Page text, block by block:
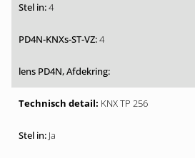
4
4
KNX TP 256
Ja